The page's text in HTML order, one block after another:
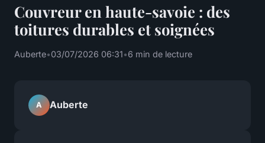
Couvreur en haute-savoie : des
toitures durables et soignées
Auberte•03/07/2026 06:31•6 min de lecture
A Auberte